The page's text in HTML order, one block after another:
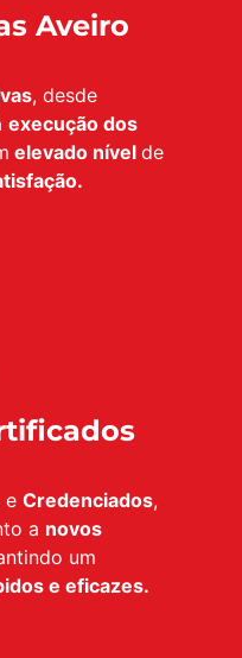
Aveiro
, desde
execução dos
elevado nível de
e Credenciados,
a novos
um
e eficazes.